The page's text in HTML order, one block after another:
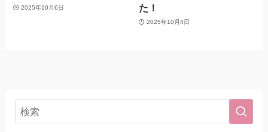
2025年10月6日
た！
2025年10月4日